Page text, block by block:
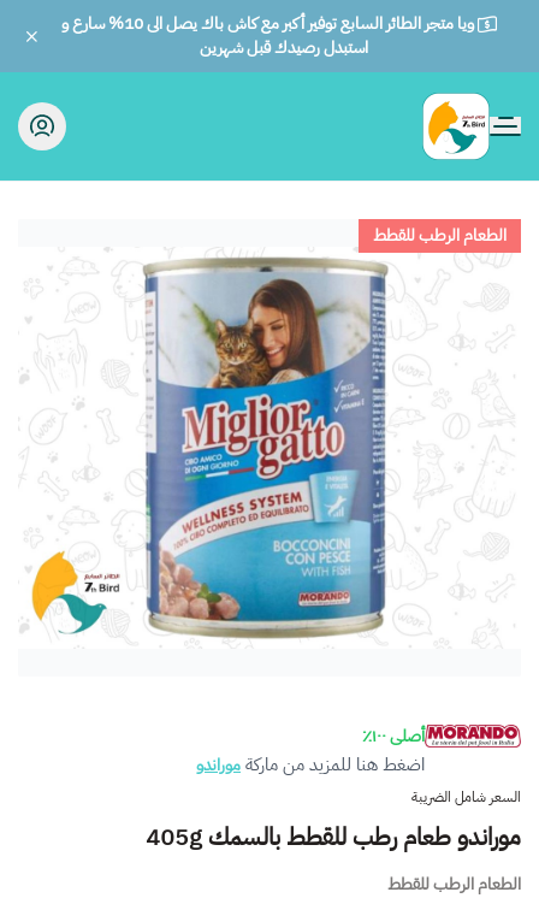
ويا متجر الطائر السابع توفير أكبر مع كاش باك يصل الى 10% سارع و
استبدل رصيدك قبل شهرين
الطائر السابع للحيوانات
الطعام الرطب للقطط
أصلى ١٠٠٪
اضغط هنا للمزيد من ماركةموراندو
السعر شامل الضريبة
موراندو طعام رطب للقطط بالسمك 405g
الطعام الرطب للقطط